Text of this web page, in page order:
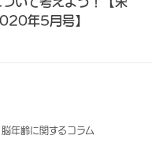
年5月号】
脳年齢に関するコラム